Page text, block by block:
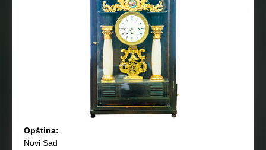
Opština:
Novi Sad